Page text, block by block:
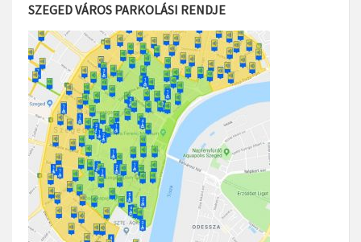
SZEGED VÁROS PARKOLÁSI RENDJE